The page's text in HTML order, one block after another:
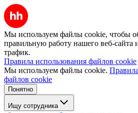
Мы используем файлы cookie, чтобы
правильную работу нашего веб-сайта
трафик.
Правила использования файлов cookie
Мы используем файлы cookie.
файлов cookie
Понятно
Ищу сотрудника